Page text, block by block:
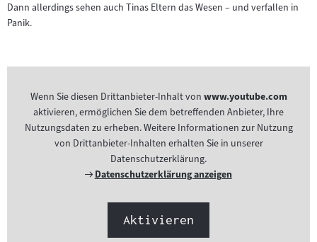
Dann allerdings sehen auch Tinas Eltern das Wesen – und verfallen in
Panik.
Wenn Sie diesen Drittanbieter-Inhalt von www.youtube.com
aktivieren, ermöglichen Sie dem betreffenden Anbieter, Ihre
Nutzungsdaten zu erheben. Weitere Informationen zur Nutzung
von Drittanbieter-Inhalten erhalten Sie in unserer
Datenschutzerklärung.
Externer
Datenschutzerklärung anzeigen
Aktivieren